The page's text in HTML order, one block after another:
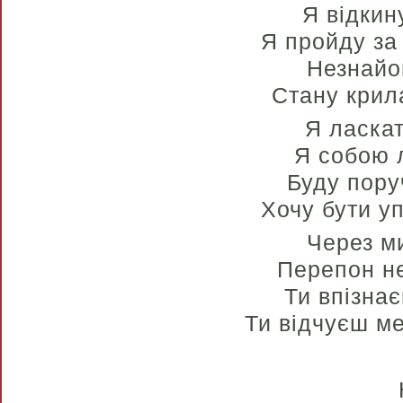
Я
Я пройду
Стану
Я
Я собою
Буду
Хочу бути
Через
Перепон
Ти
Ти відчуєш